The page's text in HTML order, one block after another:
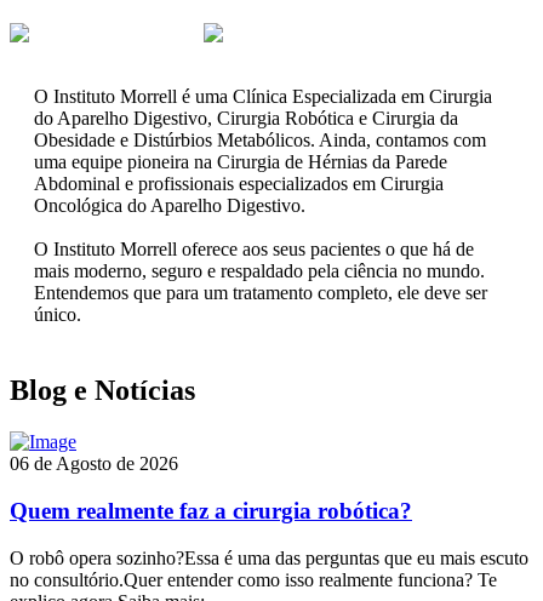
O Instituto Morrell é uma Clínica Especializada em Cirurgia
do Aparelho Digestivo, Cirurgia Robótica e Cirurgia da
Obesidade e Distúrbios Metabólicos. Ainda, contamos com
uma equipe pioneira na Cirurgia de Hérnias da Parede
Abdominal e profissionais especializados em Cirurgia
Oncológica do Aparelho Digestivo.
O Instituto Morrell oferece aos seus pacientes o que há de
mais moderno, seguro e respaldado pela ciência no mundo.
Entendemos que para um tratamento completo, ele deve ser
único.
Blog e Notícias
06 de Agosto de 2026
Quem realmente faz a cirurgia robótica?
O robô opera sozinho?Essa é uma das perguntas que eu mais escuto
no consultório.Quer entender como isso realmente funciona? Te